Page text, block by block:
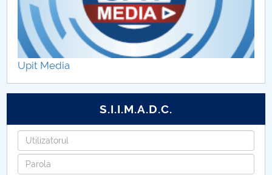
Pandemie și simptome – o analiză semiotică
Simboluri care să reziste ȋn vremuri de pandemie
Simone de Beauvoir
Părerea sau opinia profesorilor de la UPIT contează
Poate fi un calculator conștient?
Upit Media
S.I.I.M.A.D.C.
Utilizatorul
Parola